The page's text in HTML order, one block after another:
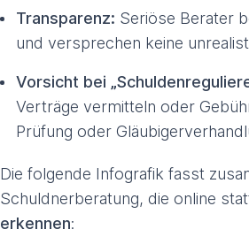
Transparenz: Seriöse Berater
und versprechen keine
Vorsicht bei
Verträge vermitteln oder
Prüfung oder
Die folgende Infografik fasst
Schuldnerberatung, die online
erkennen: